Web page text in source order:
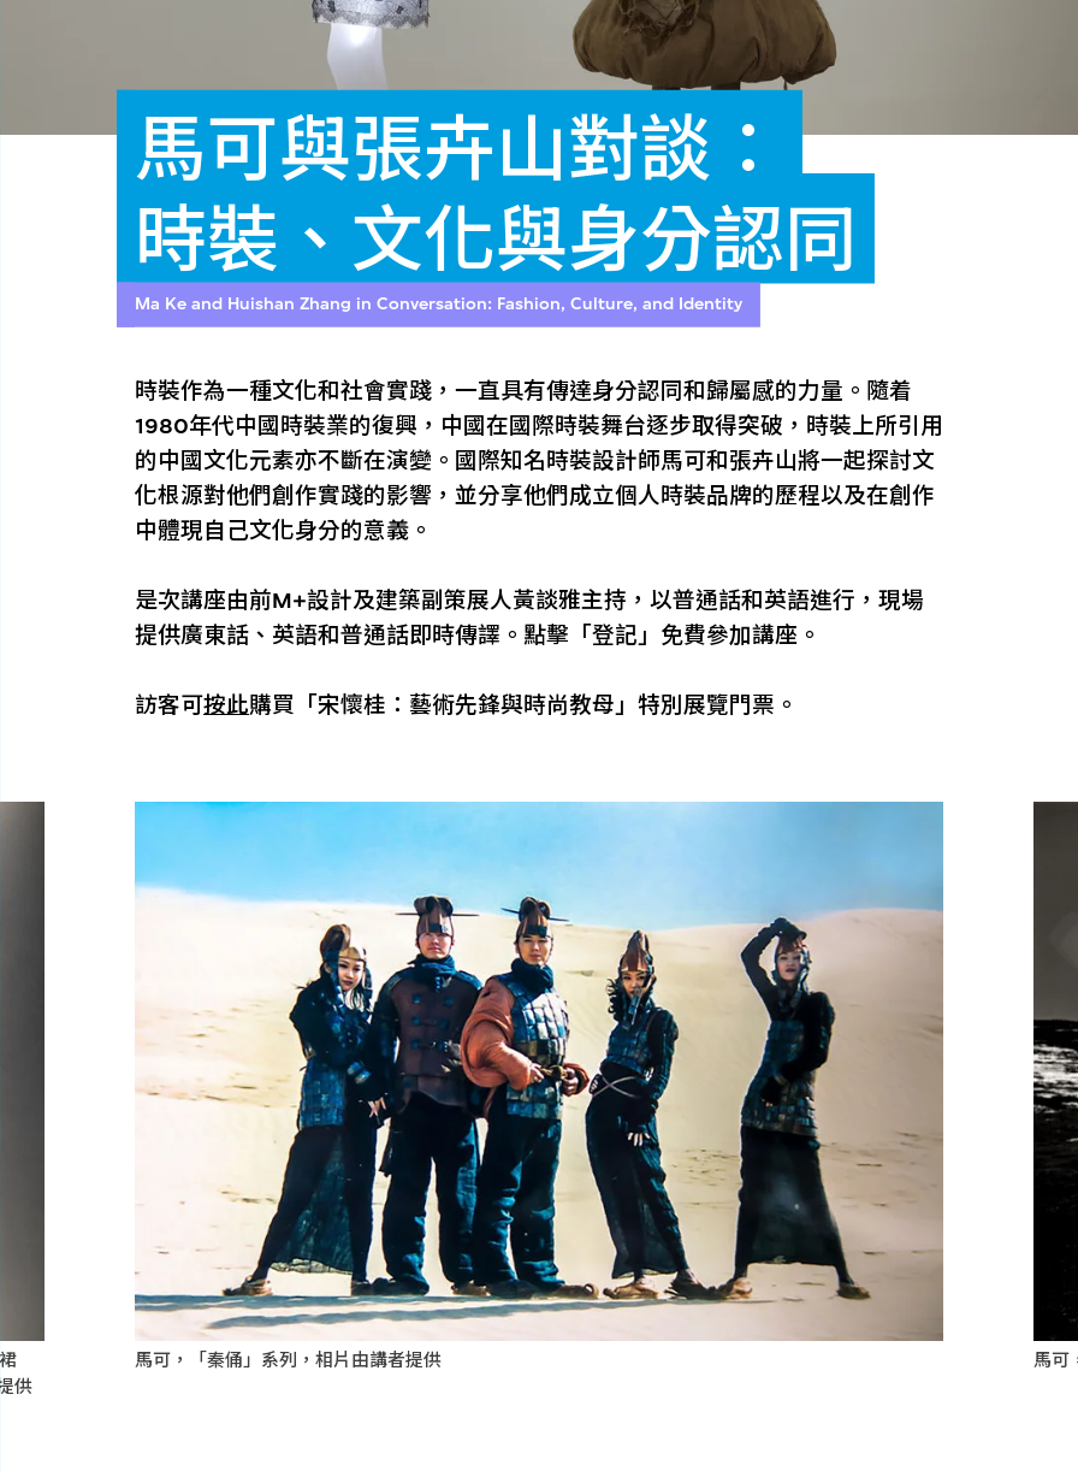
馬可與張卉山對談：
時裝、文化與身分認同
Ma Ke and Huishan Zhang in Conversation: Fashion, Culture, and Identity
時裝作為一種文化和社會實踐，一直具有傳達身分認同和歸屬感的力量。隨着
1980年代中國時裝業的復興，中國在國際時裝舞台逐步取得突破，時裝上所引用
的中國文化元素亦不斷在演變。國際知名時裝設計師馬可和張卉山將一起探討文
化根源對他們創作實踐的影響，並分享他們成立個人時裝品牌的歷程以及在創作
中體現自己文化身分的意義。
是次講座由前M+設計及建築副策展人黃談雅主持，以普通話和英語進行，現場
提供廣東話、英語和普通話即時傳譯。點擊「登記」免費參加講座。
訪客可按此購買「宋懷桂：藝術先鋒與時尚教母」特別展覽門票。
馬可，「秦俑」系列，相片由講者提供 馬可
供